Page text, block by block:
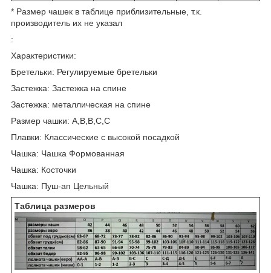
* Размер чашек в таблице приблизительные, т.к.
производитель их не указал
:
Характеристики:
Бретельки: Регулируемые бретельки
Застежка: Застежка на спине
Застежка: металлическая на спине
Размер чашки: A,B,B,C,C
Плавки: Классические с высокой посадкой
Чашка: Чашка Формованная
Чашка: Косточки
Чашка: Пуш-ап Цельный
Таблица размеров